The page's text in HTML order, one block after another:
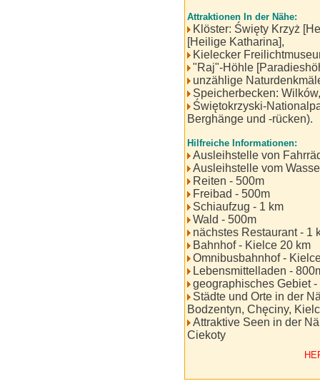
Attraktionen In der Nähe:
Klöster: Święty Krzyż
[Heilige Katharina],
Kielecker
"Raj"-Höhle
unzählige
Speicherbecken:
Świętokrzyski-
Berghänge und -rücken).
Hilfreiche Informationen:
Ausleihstelle von
Ausleihstelle vom
Reiten - 500m
Freibad - 500m
Schiaufzug - 1 km
Wald - 500m
nächstes Restaurant - 1
Bahnhof - Kielce 20 km
Omnibusbahnhof -
Lebensmittelladen -
geographisches Gebiet
Städte und Orte in der
Bodzentyn, Chęciny,
Attraktive Seen in der
Ciekoty